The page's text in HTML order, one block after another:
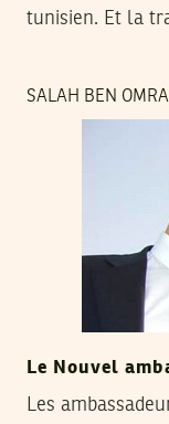
tunisien. Et la
SALAH BEN
Le Nouvel
Les